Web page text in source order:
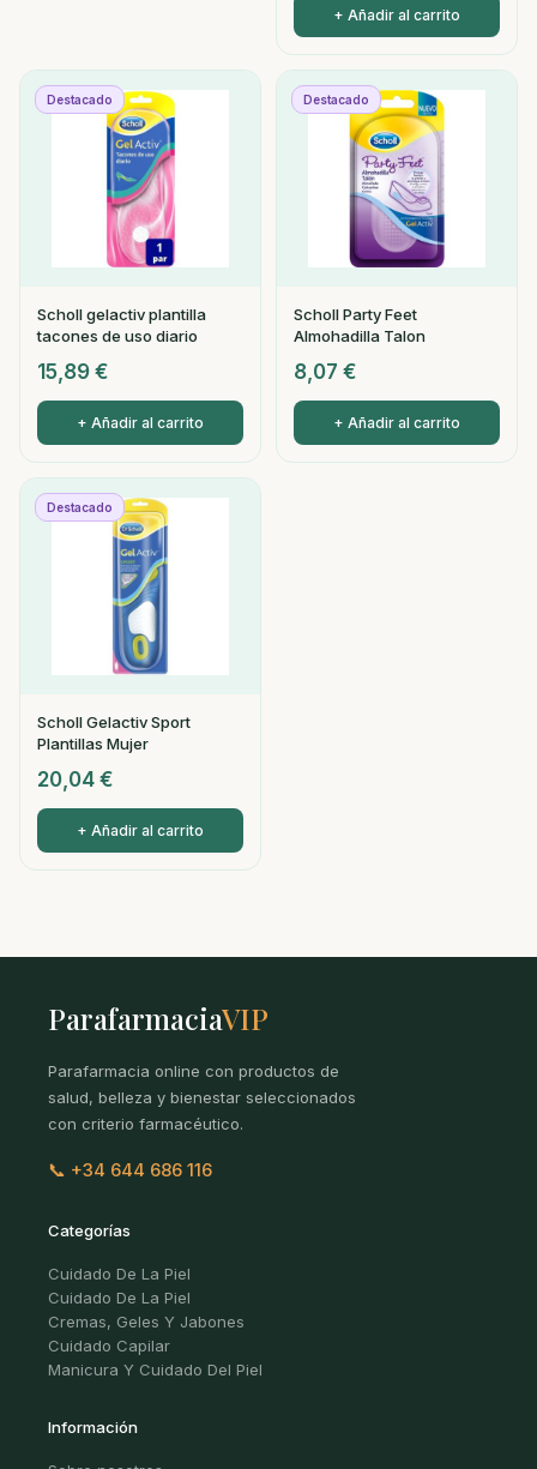
+ Añadir al carrito
Destacado
Scholl gelactiv plantilla
tacones de uso diario
15,89 €
+ Añadir al carrito
Destacado
Scholl Party Feet
Almohadilla Talon
8,07 €
+ Añadir al carrito
Destacado
Scholl Gelactiv Sport
Plantillas Mujer
20,04 €
+ Añadir al carrito
ParafarmaciaVIP
Parafarmacia online con productos de
salud, belleza y bienestar seleccionados
con criterio farmacéutico.
📞 +34 644 686 116
Categorías
Cuidado De La Piel
Cuidado De La Piel
Cremas, Geles Y Jabones
Cuidado Capilar
Manicura Y Cuidado Del Piel
Información